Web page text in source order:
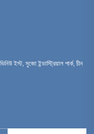
ইস্ট, সুজো ইন্ডাস্ট্রিয়াল পার্ক, চীন